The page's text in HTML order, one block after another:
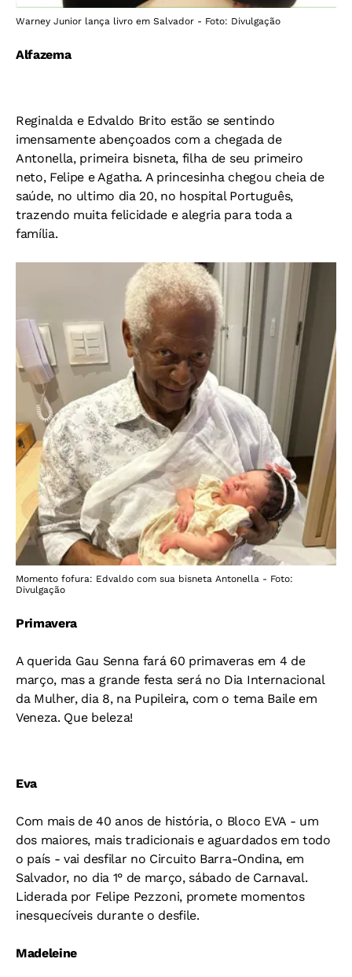
Warney Junior lança livro em Salvador - Foto: Divulgação
Alfazema
Reginalda e Edvaldo Brito estão se sentindo
imensamente abençoados com a chegada de
Antonella, primeira bisneta, filha de seu primeiro
neto, Felipe e Agatha. A princesinha chegou cheia de
saúde, no ultimo dia 20, no hospital Português,
trazendo muita felicidade e alegria para toda a
família.
Momento fofura: Edvaldo com sua bisneta Antonella - Foto:
Divulgação
Primavera
A querida Gau Senna fará 60 primaveras em 4 de
março, mas a grande festa será no Dia Internacional
da Mulher, dia 8, na Pupileira, com o tema Baile em
Veneza. Que beleza!
Eva
Com mais de 40 anos de história, o Bloco EVA - um
dos maiores, mais tradicionais e aguardados em todo
o país - vai desfilar no Circuito Barra-Ondina, em
Salvador, no dia 1° de março, sábado de Carnaval.
Liderada por Felipe Pezzoni, promete momentos
inesquecíveis durante o desfile.
Madeleine